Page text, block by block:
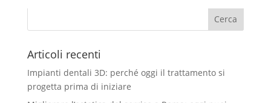
Articoli recenti
Impianti dentali 3D: perché oggi il trattamento si
progetta prima di iniziare